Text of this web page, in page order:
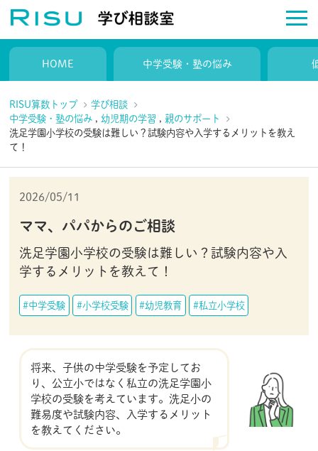
HOME 中学受験・塾の悩み
RISU算数トップ
学び相談
中学受験・塾の悩み ,幼児期の学習 ,親のサポート
洗足学園小学校の受験は難しい？試験内容や入学するメリットを教え
て！
2026/05/11
ママ、パパからのご相談
洗足学園小学校の受験は難しい？試験内容や入
学するメリットを教えて！
#中学受験 #小学校受験 #幼児教育 #私立小学校
将来、子供の中学受験を予定してお
り、公立小ではなく私立の洗足学園小
学校の受験を考えています。洗足小の
難易度や試験内容、入学するメリット
を教えてください。